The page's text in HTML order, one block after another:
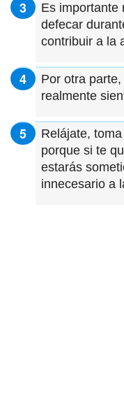
Es importante
defecar
contribuir a la
Por otra
realmente
Relájate,
porque si te
estarás
innecesario a